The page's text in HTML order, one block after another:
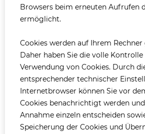
Browsers beim erneuten Aufrufen
ermöglicht.
Cookies werden auf Ihrem
Daher haben Sie die volle
Verwendung von Cookies. Durch
entsprechender technischer
Internetbrowser können Sie vor
Cookies benachrichtigt werden
Annahme einzeln entscheiden
Speicherung der Cookies und